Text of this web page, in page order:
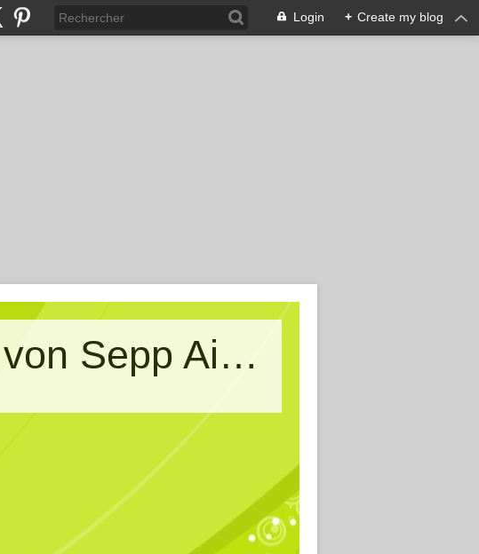
Login + Create my blog
Kritische Massen - Ein Blog von Sepp Aigner